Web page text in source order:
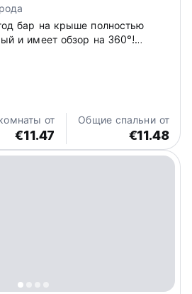
бар на крыше полностью
и имеет обзор на 360°!
наверху в любую погоду!
в двух соседних
Wi-Fi,...
от
€11.47
Общие спальни от
€11.48